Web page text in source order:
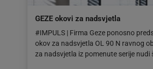
GEZE okovi za nadsvjetla
#IMPULS | Firma Geze ponosno
okov za nadsvjetla OL 90 N ravnog
za nadsvjetla iz pomenute serije nudi